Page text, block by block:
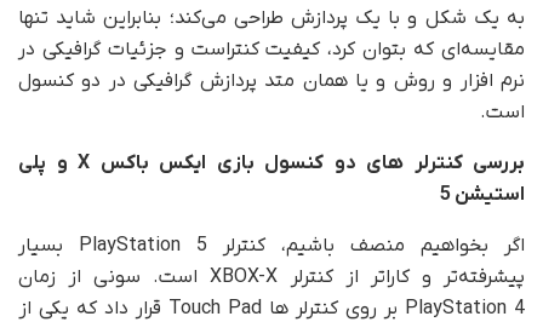
به یک شکل و با یک پردازش طراحی می‌کند؛ بنابراین شاید تنها
مقایسه‌ای که بتوان کرد، کیفیت کنتراست و جزئیات گرافیکی در
نرم افزار و روش و یا همان متد پردازش گرافیکی در دو کنسول
است.
بررسی کنترلر های دو کنسول بازی ایکس باکس X و پلی
استیشن 5
اگر بخواهیم منصف باشیم، کنترلر PlayStation 5 بسیار
پیشرفته‌تر و کاراتر از کنترلر XBOX-X است. سونی از زمان
PlayStation 4 بر روی کنترلر ها Touch Pad قرار داد که یکی از